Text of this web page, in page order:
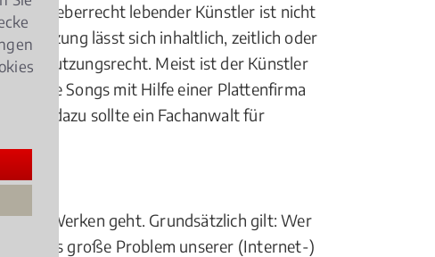
Urheberrecht lebender Künstler ist nicht
Nutzung lässt sich inhaltlich, zeitlich oder
Nutzungsrecht. Meist ist der Künstler
ihre Songs mit Hilfe einer Plattenfirma
ist, dazu sollte ein Fachanwalt für
von Werken geht. Grundsätzlich gilt: Wer
ist das große Problem unserer (Internet-)